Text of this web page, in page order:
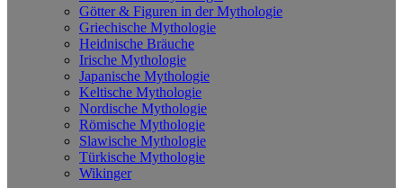
Götter & Figuren in der Mythologie
Griechische Mythologie
Heidnische Bräuche
Irische Mythologie
Japanische Mythologie
Keltische Mythologie
Nordische Mythologie
Römische Mythologie
Slawische Mythologie
Türkische Mythologie
Wikinger